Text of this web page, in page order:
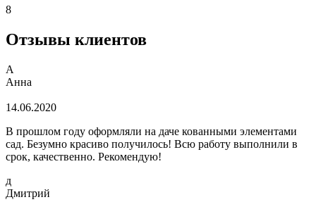
8
Отзывы клиентов
А
Анна
14.06.2020
В прошлом году оформляли на даче кованными элементами
сад. Безумно красиво получилось! Всю работу выполнили в
срок, качественно. Рекомендую!
д
Дмитрий